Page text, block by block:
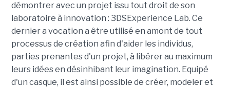
démontrer avec un projet issu tout droit de son
laboratoire à innovation : 3DSExperience Lab. Ce
dernier a vocation a être utilisé en amont de tout
processus de création afin d'aider les individus,
parties prenantes d'un projet, à libérer au maximum
leurs idées en désinhibant leur imagination. Equipé
d'un casque, il est ainsi possible de créer, modeler et